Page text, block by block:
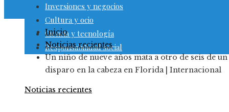
Inversiones y negocios
Cultura y ocio
Ciencia y tecnología
Responsabilidad social
Inicio
Noticias recientes
Un niño de nueve años mata a otro de seis de un
disparo en la cabeza en Florida | Internacional
Noticias recientes